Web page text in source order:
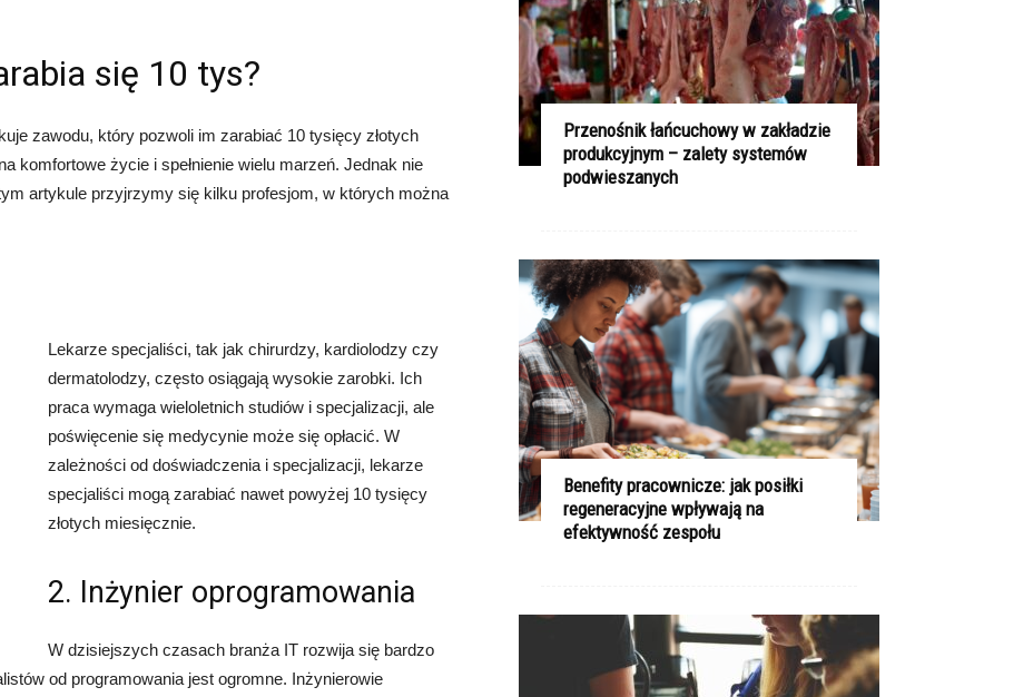
się 10 tys?
zawodu, który pozwoli im zarabiać 10 tysięcy złotych
komfortowe życie i spełnienie wielu marzeń. Jednak nie
artykule przyjrzymy się kilku profesjom, w których można
Lekarze specjaliści, tak jak chirurdzy, kardiolodzy czy
dermatolodzy, często osiągają wysokie zarobki. Ich
praca wymaga wieloletnich studiów i specjalizacji, ale
poświęcenie się medycynie może się opłacić. W
zależności od doświadczenia i specjalizacji, lekarze
specjaliści mogą zarabiać nawet powyżej 10 tysięcy
złotych miesięcznie.
2. Inżynier oprogramowania
W dzisiejszych czasach branża IT rozwija się bardzo
od programowania jest ogromne. Inżynierowie
Przenośnik łańcuchowy w zakładzie
produkcyjnym – zalety systemów
podwieszanych
Benefity pracownicze: jak posiłki
regeneracyjne wpływają na
efektywność zespołu